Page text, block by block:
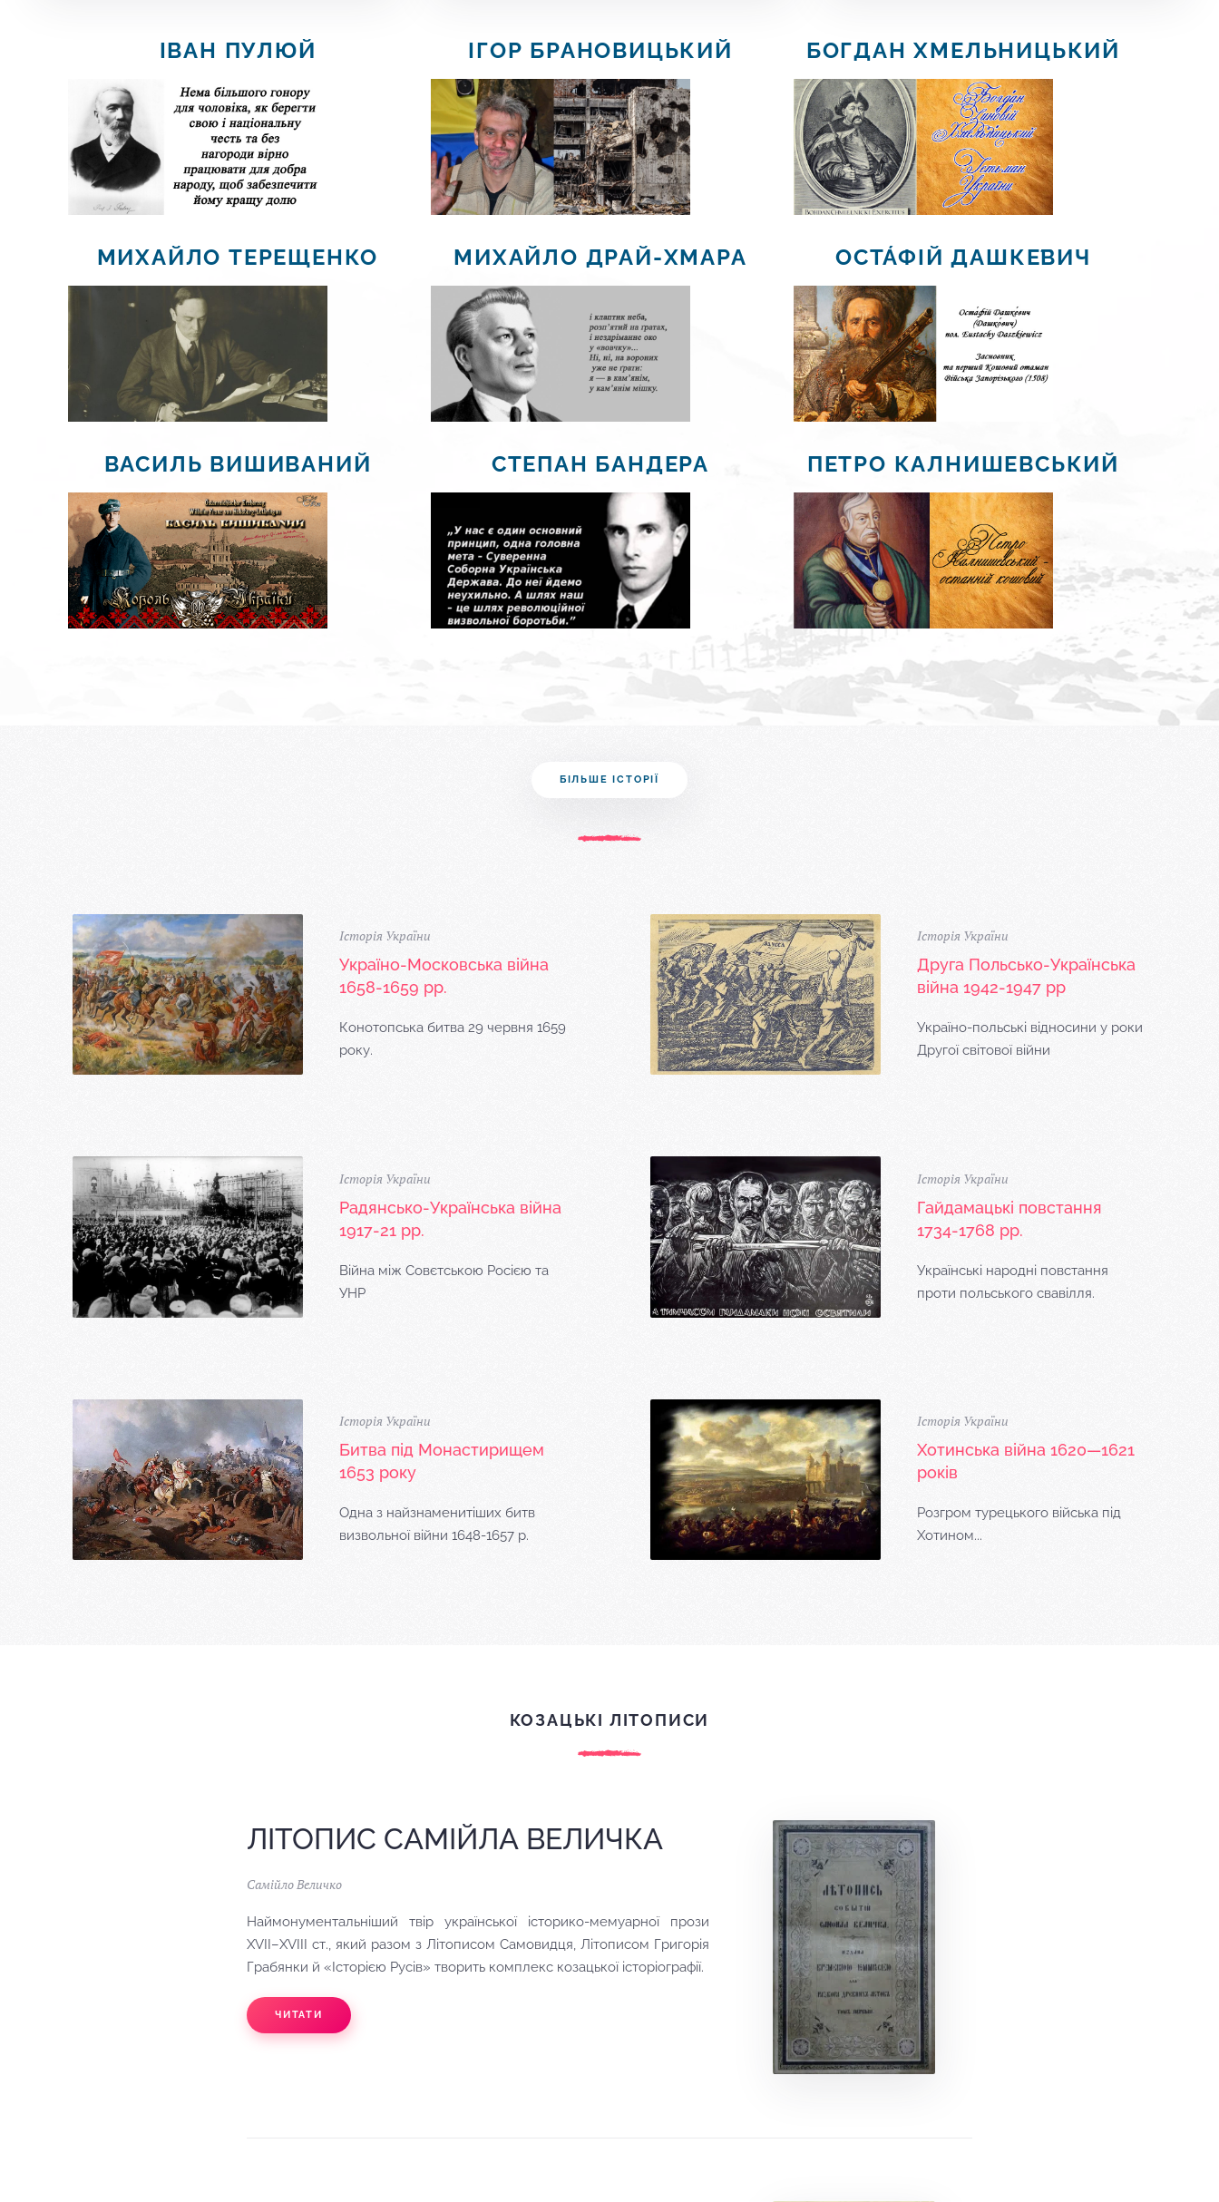
ІВАН ПУЛЮЙ
МИХАЙЛО ТЕРЕЩЕНКО
ВАСИЛЬ ВИШИВАНИЙ
ІГОР БРАНОВИЦЬКИЙ
МИХАЙЛО ДРАЙ-ХМАРА
СТЕПАН БАНДЕРА
БОГДАН ХМЕЛЬНИЦЬКИЙ
ОСТА́ФІЙ ДАШКЕ́ВИЧ
ПЕТРО КАЛНИШЕВСЬКИЙ
БІЛЬШЕ ІСТОРІЇ
Історія України
Україно-Московська війна
1658-1659 рр.
Конотопська битва 29 червня 1659
року.
Історія України
Друга Польсько-Українська
війна 1942-1947 рр
Україно-польські відносини у роки
Другої світової війни
Історія України
Радянсько-Українська війна
1917-21 рр.
Війна між Совєтською Росією та
УНР
Історія України
Гайдамацькі повстання
1734-1768 рр.
Українські народні повстання
проти польського свавілля.
Історія України
Битва під Монастирищем
1653 року
Одна з найзнаменитіших битв
визвольної війни 1648-1657 р.
Історія України
Хотинська війна 1620—1621
років
Розгром турецького війська під
Хотином...
КОЗАЦЬКІ ЛІТОПИСИ
ЛІТОПИС САМІЙЛА ВЕЛИЧКА
Самійло Величко
Наймонументальніший твір української історико-мемуарної прози
XVII–XVIII ст., який разом з Літописом Самовидця, Літописом Григорія
Грабянки й «Історією Русів» творить комплекс козацької історіографії.
ЧИТАТИ